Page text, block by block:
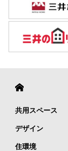
共用スペース
デザイン
住環境